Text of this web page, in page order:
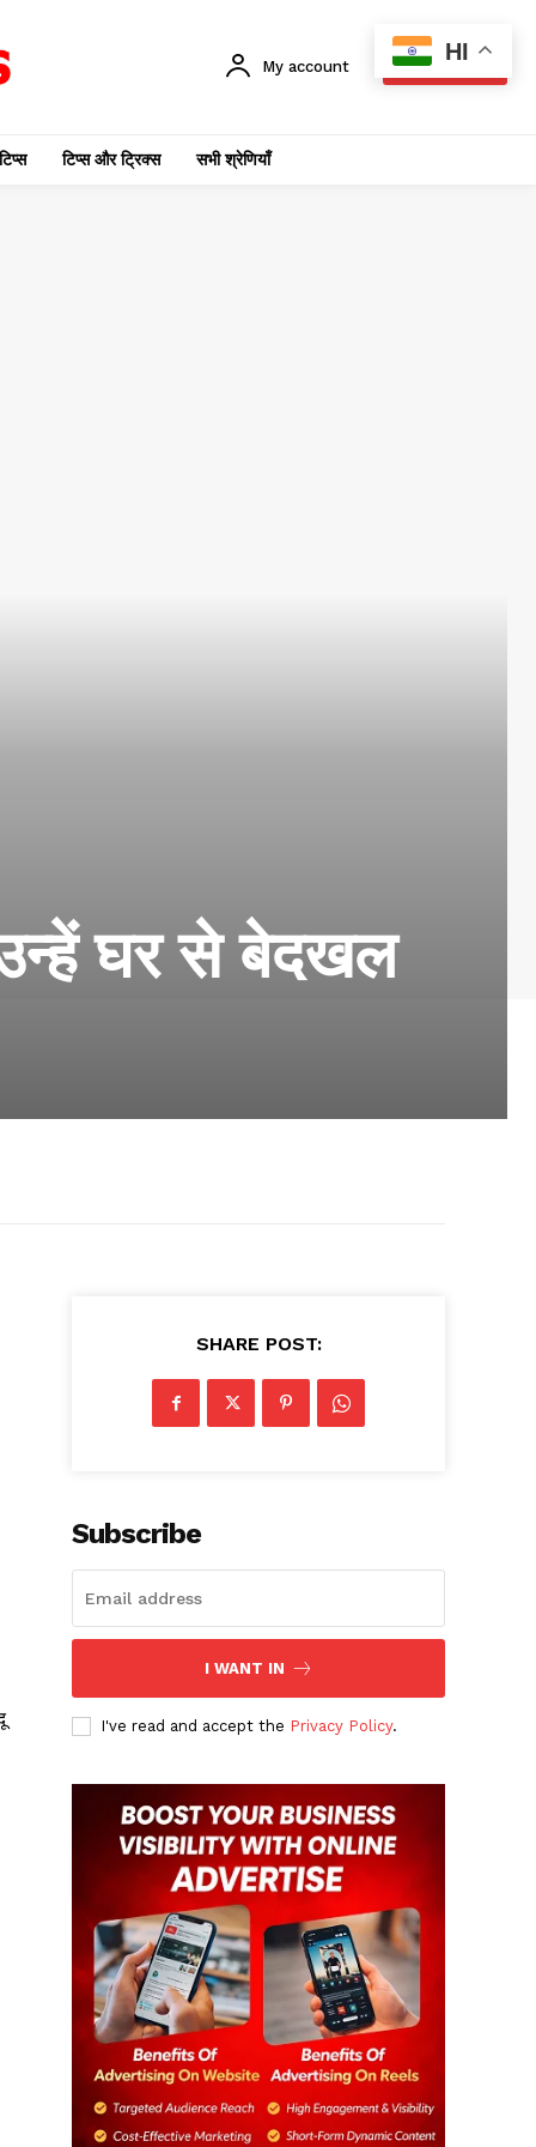
My account SUBSCRIBE
टिप्स और ट्रिक्स सभी श्रेणियाँ
घर से बेदखल
SHARE POST:
Subscribe
I WANT IN
I've read and accept the Privacy Policy.
HI